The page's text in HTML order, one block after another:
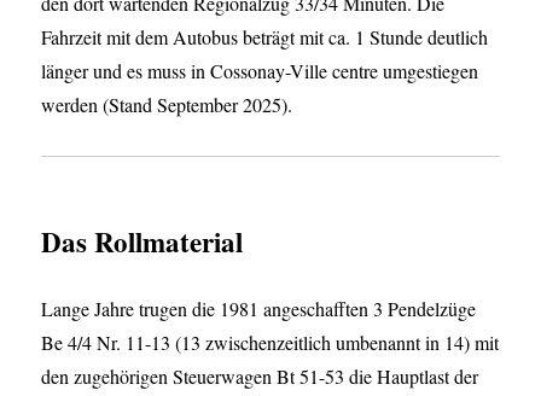
Fahrzeit mit dem Autobus beträgt mit ca. 1 Stunde deutlich
länger und es muss in Cossonay-Ville centre umgestiegen
werden (Stand September 2025).
Das Rollmaterial
Lange Jahre trugen die 1981 angeschafften 3 Pendelzüge
Be 4/4 Nr. 11-13 (13 zwischenzeitlich umbenannt in 14) mit
den zugehörigen Steuerwagen Bt 51-53 die Hauptlast der